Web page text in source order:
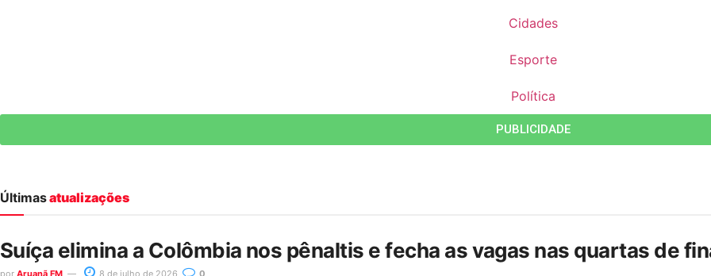
Cidades
Esporte
Política
PUBLICIDADE
Últimasatualizações
Suíça elimina a Colômbia nos pênaltis e fecha as vagas nas quartas de
por Aruanã FM 8 de julho de 2026 0